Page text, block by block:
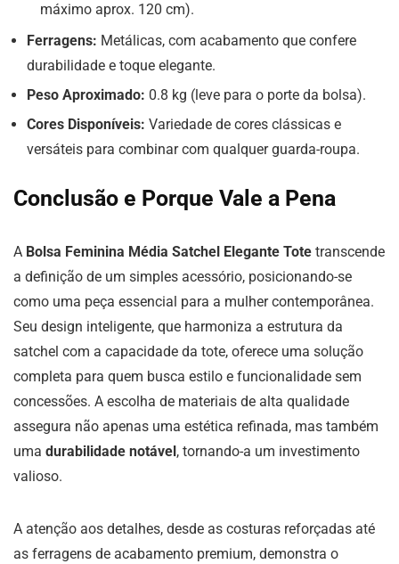
máximo aprox. 120 cm).
Ferragens: Metálicas, com acabamento que confere
durabilidade e toque elegante.
Peso Aproximado: 0.8 kg (leve para o porte da bolsa).
Cores Disponíveis: Variedade de cores clássicas e
versáteis para combinar com qualquer guarda-roupa.
Conclusão e Porque Vale a Pena
A Bolsa Feminina Média Satchel Elegante Tote transcende
a definição de um simples acessório, posicionando-se
como uma peça essencial para a mulher contemporânea.
Seu design inteligente, que harmoniza a estrutura da
satchel com a capacidade da tote, oferece uma solução
completa para quem busca estilo e funcionalidade sem
concessões. A escolha de materiais de alta qualidade
assegura não apenas uma estética refinada, mas também
uma durabilidade notável, tornando-a um investimento
valioso.
A atenção aos detalhes, desde as costuras reforçadas até
as ferragens de acabamento premium, demonstra o